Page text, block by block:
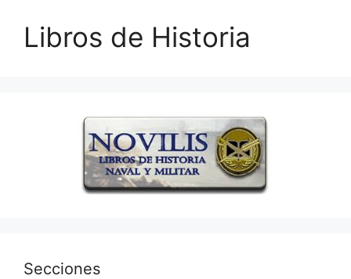
Libros de Historia
Secciones